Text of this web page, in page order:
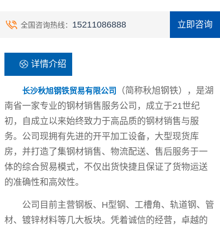
全国咨询热线： 15211086888 立即咨询
详情介绍
长沙秋旭钢铁贸易有限公司
（简称秋旭钢铁），是湖
南省一家专业的钢材销售服务公司，成立于21世纪
初，自成立以来始终致力于高品质的钢材销售与服
务。公司现拥有先进的开平加工设备，大型现货库
房，并打造了集钢材销售、物流配送、售后服务于一
体的综合贸易模式，不仅出货快捷且保证了货物运送
的准确性和高效性。
公司目前主营钢板、H型钢、工槽角、轨道钢、管
材、镀锌材料等几大板块。凭着诚信的经营，卓越的